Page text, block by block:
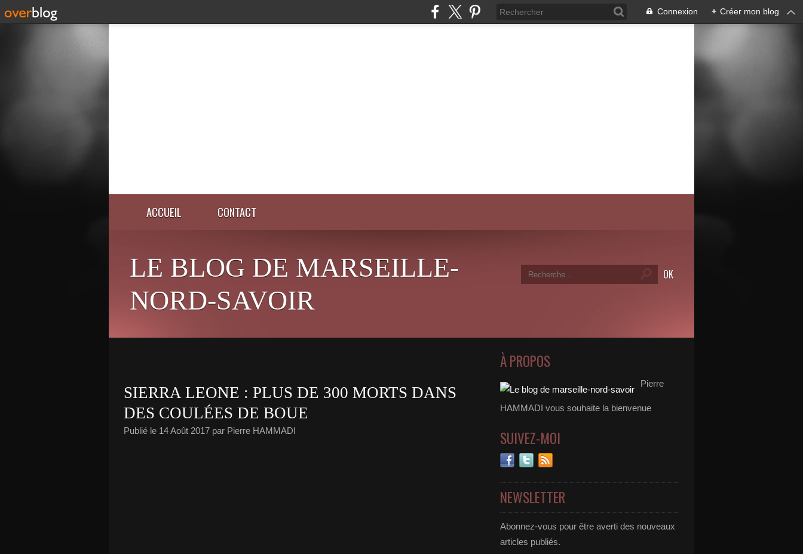
Connexion + Créer mon blog
ACCUEIL CONTACT
LE BLOG DE MARSEILLE-
NORD-SAVOIR
SIERRA LEONE : PLUS DE 300 MORTS DANS
DES COULÉES DE BOUE
Publié le 14 Août 2017 par Pierre HAMMADI
À PROPOS
Pierre
HAMMADI vous souhaite la bienvenue
SUIVEZ-MOI
NEWSLETTER
Abonnez-vous pour être averti des nouveaux
articles publiés.